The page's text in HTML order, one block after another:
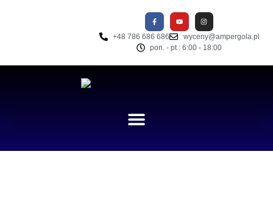
+48 786 686 686
wyceny@ampergola.pl
pon. - pt.: 6:00 - 18:00